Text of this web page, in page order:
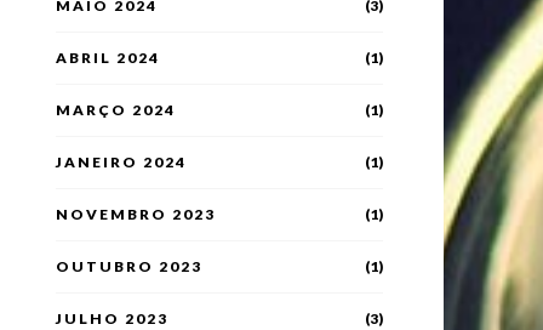
MAIO 2024 (3)
ABRIL 2024 (1)
MARÇO 2024 (1)
JANEIRO 2024 (1)
NOVEMBRO 2023 (1)
OUTUBRO 2023 (1)
JULHO 2023 (3)